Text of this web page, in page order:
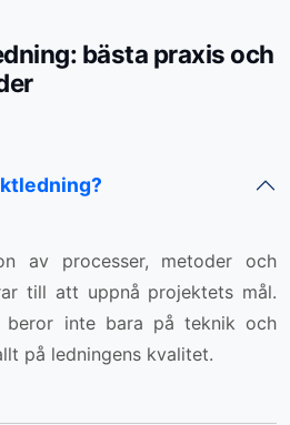
bästa praxis och
av processer, metoder och
till att uppnå projektets mål.
inte bara på teknik och
på ledningens kvalitet.